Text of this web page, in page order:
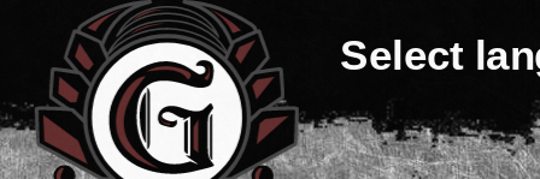
Select